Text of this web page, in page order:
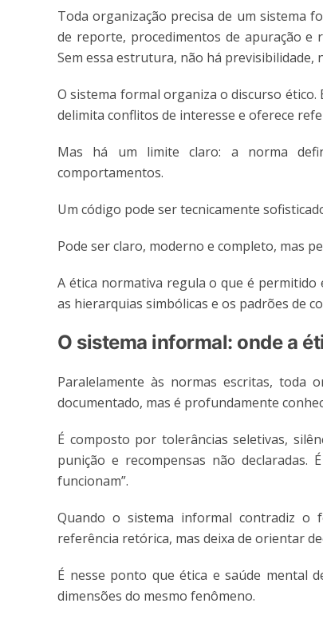
Toda organização precisa de um sistema
de reporte, procedimentos de apuração e
Sem essa estrutura, não há
O sistema formal organiza o discurso
delimita conflitos de interesse e oferece
Mas há um limite claro: a norma
comportamentos.
Um código pode ser tecnicamente
Pode ser claro, moderno e completo, mas
A ética normativa regula o que é
as hierarquias simbólicas e os padrões de
O sistema informal: onde a
Paralelamente às normas escritas, toda
documentado, mas é profundamente
É composto por tolerâncias seletivas,
punição e recompensas não declaradas.
funcionam”.
Quando o sistema informal contradiz o
referência retórica, mas deixa de orientar
É nesse ponto que ética e saúde mental
dimensões do mesmo fenômeno.